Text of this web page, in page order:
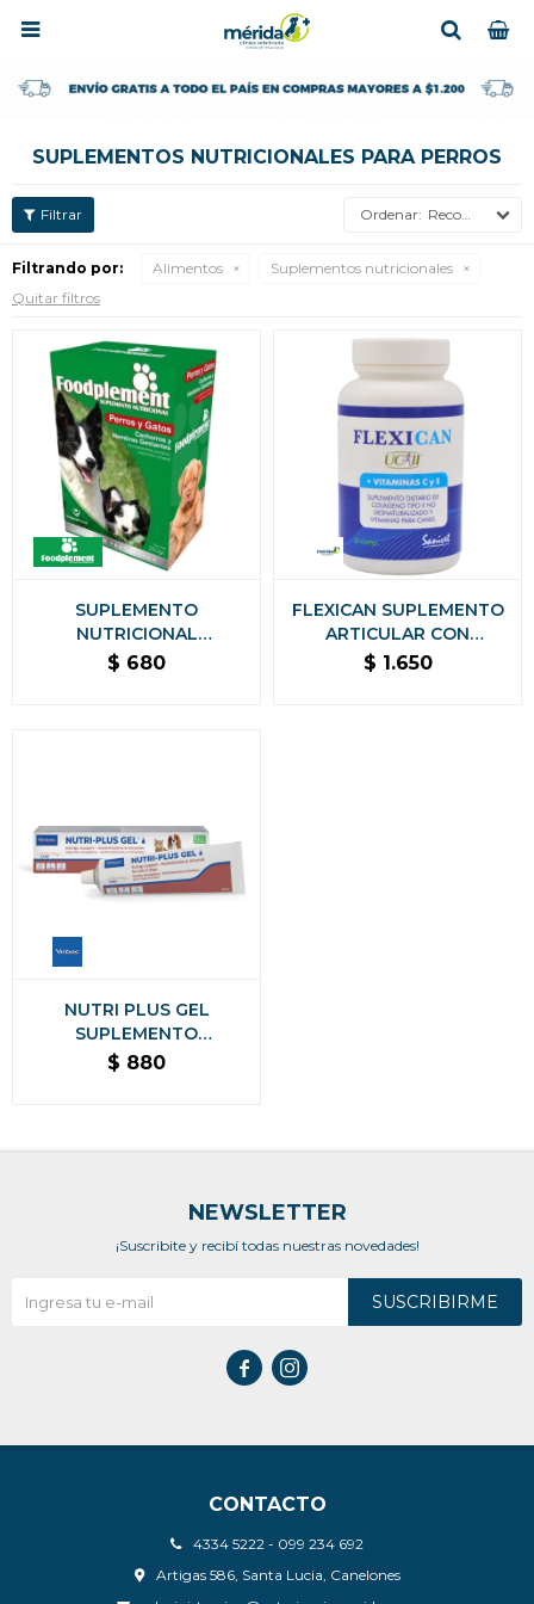

SUPLEMENTOS NUTRICIONALES PARA PERROS
Recomendados
Filtrando por: Alimentos
Suplementos nutricionales
Quitar filtros
SUPLEMENTO
NUTRICIONAL
FOODPLEMENT
$ 680
FLEXICAN SUPLEMENTO
ARTICULAR CON
COLAGENO PARA
$ 1.650
NUTRI PLUS GEL
SUPLEMENTO
ENERGETICO PERROS Y
$ 880
CONTACTO
4334 5222 - 099 234 692
Artigas 586, Santa Lucia, Canelones
NEWSLETTER
¡Suscribite y recibí todas nuestras novedades!
SUSCRIBIRME
 